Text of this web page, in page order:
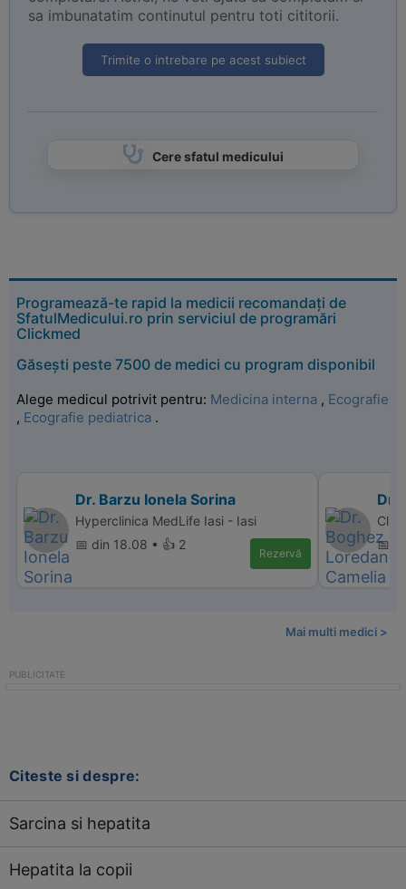
sa imbunatatim continutul pentru toti cititorii.
Trimite o intrebare pe acest subiect
Cere sfatul medicului
Programează-te rapid la medicii recomandați de
SfatulMedicului.ro prin serviciul de programări
Clickmed
Găsești peste 7500 de medici cu program disponibil
Alege medicul potrivit pentru: Medicina interna , Ecografie
, Ecografie pediatrica .
Dr. Barzu Ionela Sorina
Hyperclinica MedLife Iasi - Iasi
📅 din 18.08 • 👍 2
Rezervă
Dr.
📅
Mai multi medici >
Citeste si despre:
Sarcina si hepatita
Hepatita la copii